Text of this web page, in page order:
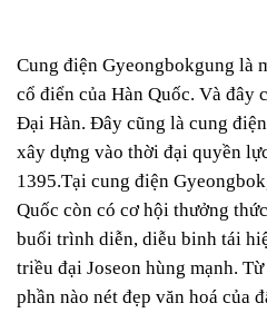
Cung điện Gyeongbokgung là
cổ điển của Hàn Quốc. Và đây
Đại Hàn. Đây cũng là cung
xây dựng vào thời đại quyền
1395.Tại cung điện
Quốc còn có cơ hội thưởng
buổi trình diễn, diễu binh tái
triều đại Joseon hùng mạnh.
phần nào nét đẹp văn hoá của